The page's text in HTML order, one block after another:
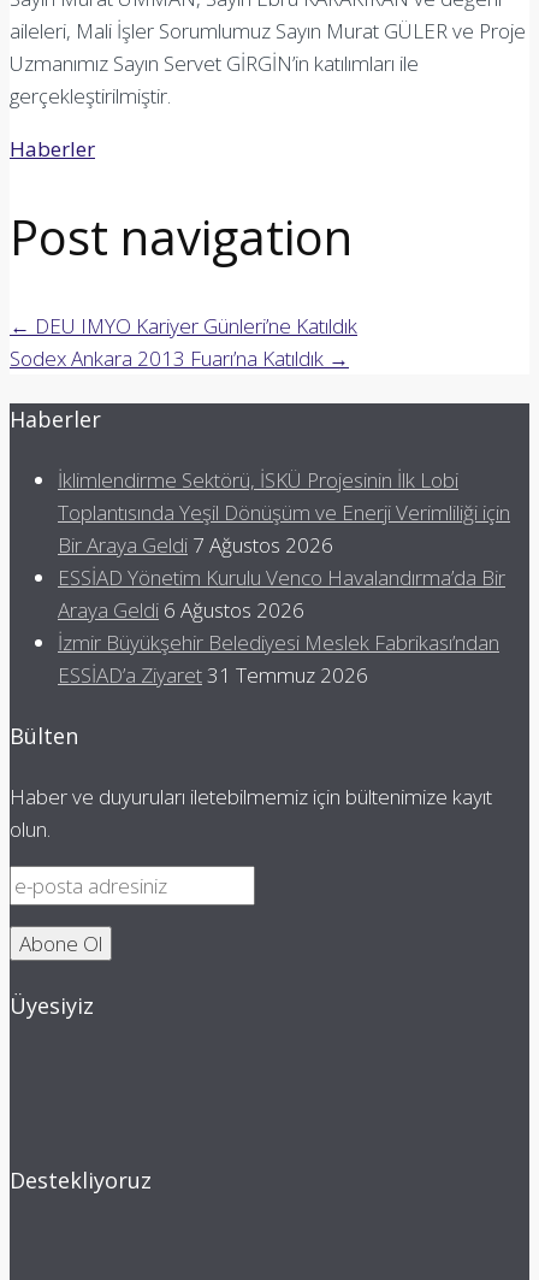
aileleri, Mali İşler Sorumlumuz Sayın Murat GÜLER ve Proje
Uzmanımız Sayın Servet GİRGİN’in katılımları ile
gerçekleştirilmiştir.
Haberler
Post navigation
← DEU IMYO Kariyer Günleri’ne Katıldık
Sodex Ankara 2013 Fuarı’na Katıldık →
Haberler
İklimlendirme Sektörü, İSKÜ Projesinin İlk Lobi
Toplantısında Yeşil Dönüşüm ve Enerji Verimliliği için
Bir Araya Geldi 7 Ağustos 2026
ESSİAD Yönetim Kurulu Venco Havalandırma’da Bir
Araya Geldi 6 Ağustos 2026
İzmir Büyükşehir Belediyesi Meslek Fabrikası’ndan
ESSİAD’a Ziyaret31 Temmuz 2026
Bülten
Haber ve duyuruları iletebilmemiz için bültenimize kayıt
olun.
Üyesiyiz
Destekliyoruz